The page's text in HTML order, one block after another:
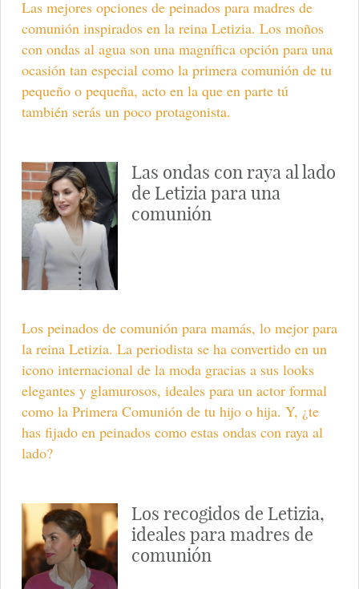
Las mejores opciones de peinados para madres de
comunión inspirados en la reina Letizia. Los moños
con ondas al agua son una magnífica opción para una
ocasión tan especial como la primera comunión de tu
pequeño o pequeña, acto en la que en parte tú
también serás un poco protagonista.
Las ondas con raya al lado
de Letizia para una
comunión
Los peinados de comunión para mamás, lo mejor para
la reina Letizia. La periodista se ha convertido en un
icono internacional de la moda gracias a sus looks
elegantes y glamurosos, ideales para un actor formal
como la Primera Comunión de tu hijo o hija. Y, ¿te
has fijado en peinados como estas ondas con raya al
lado?
Los recogidos de Letizia,
ideales para madres de
comunión